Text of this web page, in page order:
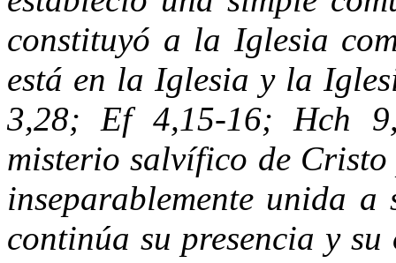
constituyó a la Iglesia
está en la Iglesia y la
3,28; Ef 4,15-16; Hch
misterio salvífico de
inseparablemente unida a
continúa su presencia y